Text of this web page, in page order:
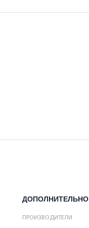
ДОПОЛНИТЕЛЬНО
ПРОИЗВОДИТЕЛИ